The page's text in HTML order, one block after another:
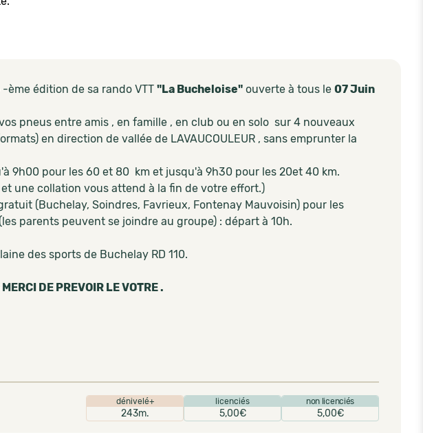
ème édition de sa rando VTT "La Bucheloise" ouverte à tous le 07 Juin
pneus entre amis , en famille , en club ou en solo sur 4 nouveaux
en direction de vallée de LAVAUCOULEUR , sans emprunter la
9h00 pour les 60 et 80 km et jusqu'à 9h30 pour les 20et 40 km.
une collation vous attend à la fin de votre effort.)
(Buchelay, Soindres, Favrieux, Fontenay Mauvoisin) pour les
parents peuvent se joindre au groupe) : départ à 10h.
des sports de Buchelay RD 110.
DE PREVOIR LE VOTRE .
dénivelé+
243m.
licenciés
5,00€
non licenciés
5,00€